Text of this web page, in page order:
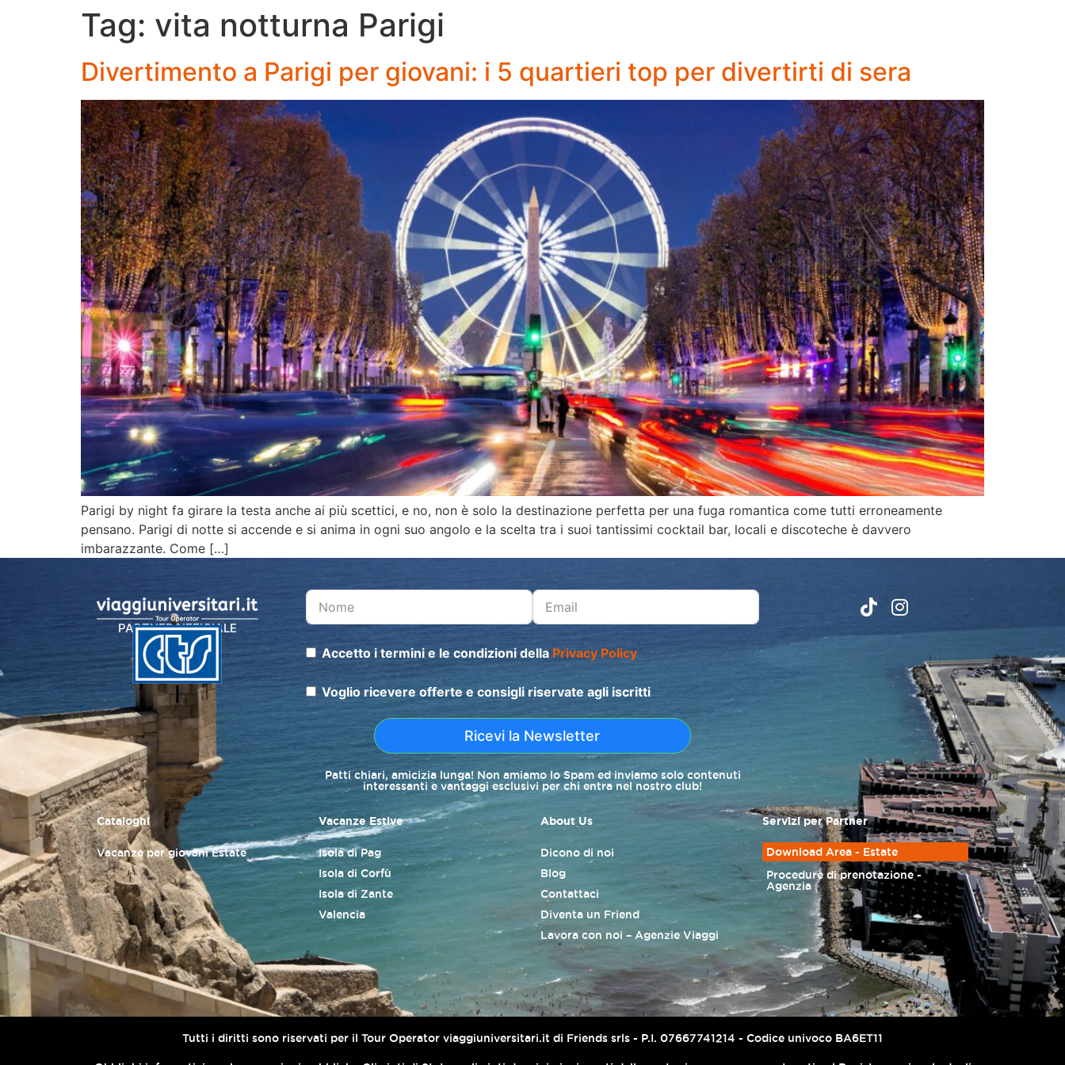
Tag: vita notturna Parigi
Divertimento a Parigi per giovani: i 5 quartieri top per divertirti di sera
Parigi by night fa girare la testa anche ai più scettici, e no, non è solo la destinazione perfetta per una fuga romantica come tutti erroneamente
pensano. Parigi di notte si accende e si anima in ogni suo angolo e la scelta tra i suoi tantissimi cocktail bar, locali e discoteche è davvero
imbarazzante. Come […]
PARTNER UFFICIALE
Accetto i termini e le condizioni della Privacy Policy
Voglio ricevere offerte e consigli riservate agli iscritti
Ricevi la Newsletter
Patti chiari, amicizia lunga! Non amiamo lo Spam ed inviamo solo contenuti
interessanti e vantaggi esclusivi per chi entra nel nostro club!
Cataloghi
Vacanze per giovani Estate
Vacanze Estive
Isola di Pag
Isola di Corfù
Isola di Zante
Valencia
About Us
Dicono di noi
Blog
Contattaci
Diventa un Friend
Lavora con noi – Agenzie Viaggi
Servizi per Partner
Download Area - Estate
Procedure di prenotazione -
Agenzia
Tutti i diritti sono riservati per il Tour Operator viaggiuniversitari.it di Friends srls - P.I. 07667741214 - Codice univoco BA6ET11